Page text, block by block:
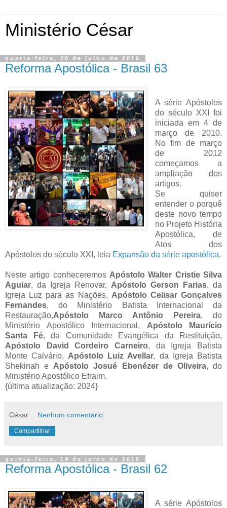
Ministério César
quarta-feira, 20 de julho de 2016
Reforma Apostólica - Brasil 63
A série Apóstolos
do século XXI foi
iniciada em 4 de
março de 2010.
No fim de março
de 2012
começamos a
ampliação dos
artigos.
Se quiser
entender o porquê
deste novo tempo
no Projeto História
Apostólica, de
Atos dos
Apóstolos do século XXI, leia Expansão da série apostólica.
Neste artigo conheceremos Apóstolo Walter Cristie Silva
Aguiar, da Igreja Renovar, Apóstolo Gerson Farias, da
Igreja Luz para as Nações, Apóstolo Celisar Gonçalves
Fernandes, do Ministério Batista Internacional da
Restauração,Apóstolo Marco Antônio Pereira, do
Ministério Apostólico Internacional, Apóstolo Maurício
Santa Fé, da Comunidade Evangélica da Restituição,
Apóstolo David Cordeiro Carneiro, da Igreja Batista
Monte Calvário, Apóstolo Luiz Avellar, da Igreja Batista
Shekinah e Apóstolo Josué Ebenézer de Oliveira, do
Ministério Apostólico Efraim.
{última atualização: 2024}
César Nenhum comentário:
Compartilhar
quinta-feira, 14 de julho de 2016
Reforma Apostólica - Brasil 62
A série Apóstolos